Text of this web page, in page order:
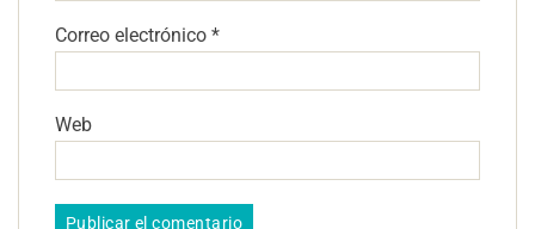
Correo electrónico *
Web